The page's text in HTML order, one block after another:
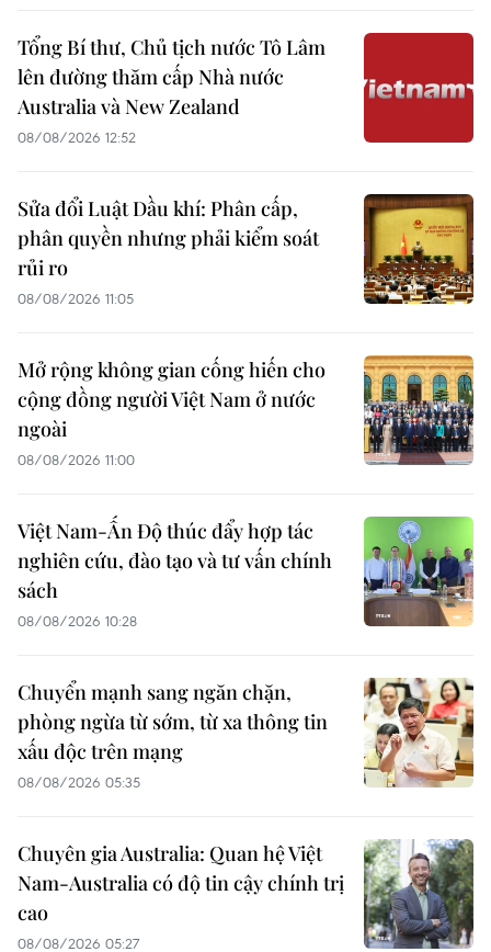
Tổng Bí thư, Chủ tịch nước Tô Lâm
lên đường thăm cấp Nhà nước
Australia và New Zealand
08/08/2026 12:52
Sửa đổi Luật Dầu khí: Phân cấp,
phân quyền nhưng phải kiểm soát
rủi ro
08/08/2026 11:05
Mở rộng không gian cống hiến cho
cộng đồng người Việt Nam ở nước
ngoài
08/08/2026 11:00
Việt Nam-Ấn Độ thúc đẩy hợp tác
nghiên cứu, đào tạo và tư vấn chính
sách
08/08/2026 10:28
Chuyển mạnh sang ngăn chặn,
phòng ngừa từ sớm, từ xa thông tin
xấu độc trên mạng
08/08/2026 05:35
Chuyên gia Australia: Quan hệ Việt
Nam-Australia có độ tin cậy chính trị
cao
08/08/2026 05:27